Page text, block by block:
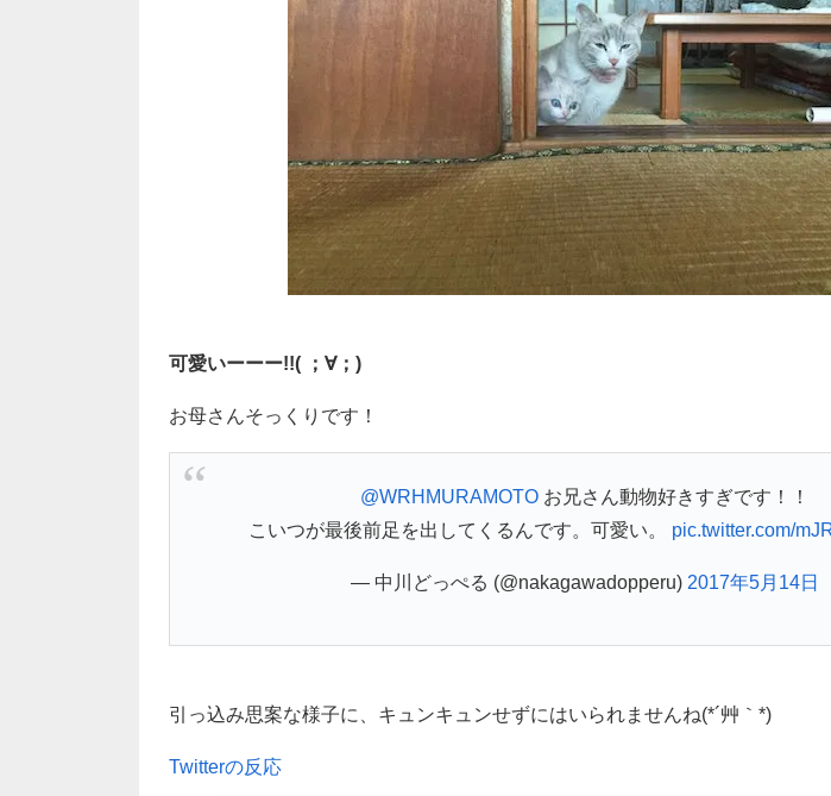
可愛いーーー!!( ；∀；)
お母さんそっくりです！
@WRHMURAMOTO お兄さん動物好きすぎです！！
こいつが最後前足を出してくるんです。可愛い。 pic.twitter.com/
— 中川どっぺる (@nakagawadopperu) 2017年5月14日
引っ込み思案な様子に、キュンキュンせずにはいられませんね(*´艸｀*)
Twitterの反応